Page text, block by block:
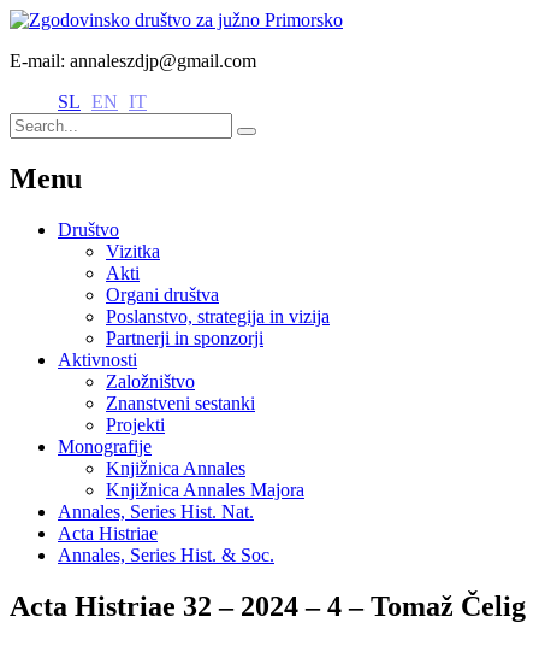
E-mail: annaleszdjp@gmail.com
SL EN IT
Menu
Društvo
Vizitka
Akti
Organi društva
Poslanstvo, strategija in vizija
Partnerji in sponzorji
Aktivnosti
Založništvo
Znanstveni sestanki
Projekti
Monografije
Knjižnica Annales
Knjižnica Annales Majora
Annales, Series Hist. Nat.
Acta Histriae
Annales, Series Hist. & Soc.
Acta Histriae 32 – 2024 – 4 – Tomaž Čelig